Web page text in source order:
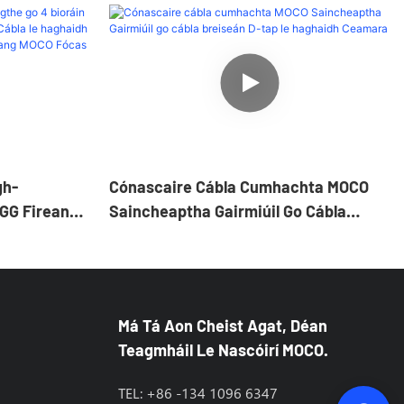
Fireann
Cónascaire Cábla Cumhachta MOCO
Saincheaptha Gairmiúil Go Cábla
Má Tá Aon Cheist Agat, Déan
Teagmháil Le Nascóirí MOCO.
TEL: +86 -134 1096 6347